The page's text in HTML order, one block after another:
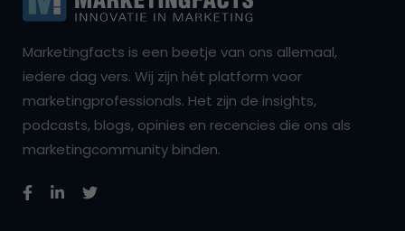
Marketingfacts is een beetje van ons allemaal,
iedere dag vers. Wij zijn hét platform voor
marketingprofessionals. Het zijn de insights,
podcasts, blogs, opinies en recencies die ons als
marketingcommunity binden.